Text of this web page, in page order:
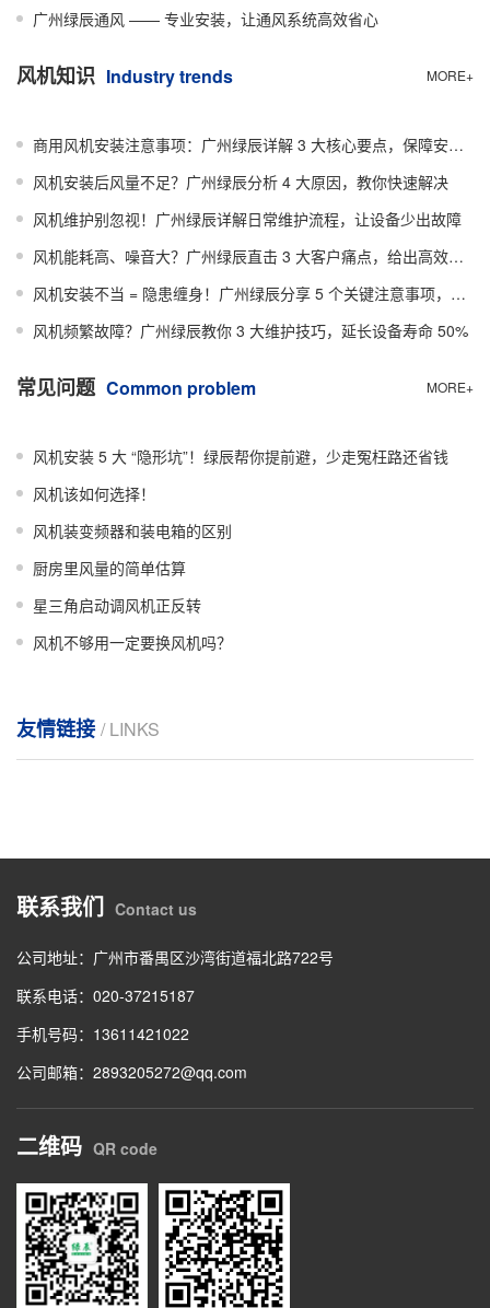
广州绿辰通风 —— 专业安装，让通风系统高效省心
MORE+
风机知识 Industry trends
商用风机安装注意事项：广州绿辰详解 3 大核心要点，保障安全高效运行
风机安装后风量不足？广州绿辰分析 4 大原因，教你快速解决
风机维护别忽视！广州绿辰详解日常维护流程，让设备少出故障
风机能耗高、噪音大？广州绿辰直击 3 大客户痛点，给出高效解决方案​
风机安装不当 = 隐患缠身！广州绿辰分享 5 个关键注意事项，规避 90% 问题
风机频繁故障？广州绿辰教你 3 大维护技巧，延长设备寿命 50%
MORE+
常见问题 Common problem
风机安装 5 大 “隐形坑”！绿辰帮你提前避，少走冤枉路还省钱
风机该如何选择！
风机装变频器和装电箱的区别
厨房里风量的简单估算
星三角启动调风机正反转
风机不够用一定要换风机吗？
友情链接 / LINKS
联系我们 Contact us
公司地址：广州市番禺区沙湾街道福北路722号
联系电话：020-37215187
手机号码：13611421022
公司邮箱：2893205272@qq.com
二维码 QR code